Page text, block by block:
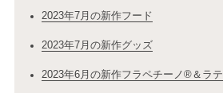
2023年7月の新作フード
2023年7月の新作グッズ
2023年6月の新作フラペチーノ®＆ラテ